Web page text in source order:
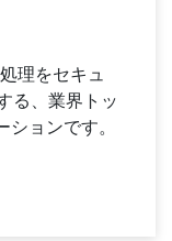
理をセキュ
る、業界トッ
ョンです。